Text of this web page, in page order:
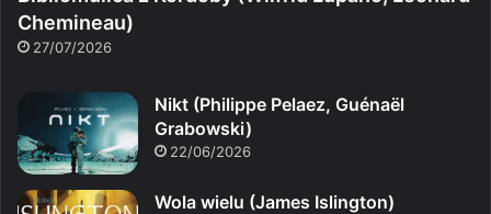
Chemineau)
27/07/2026
Nikt (Philippe Pelaez, Guénaël
Grabowski)
22/06/2026
Wola wielu (James Islington)